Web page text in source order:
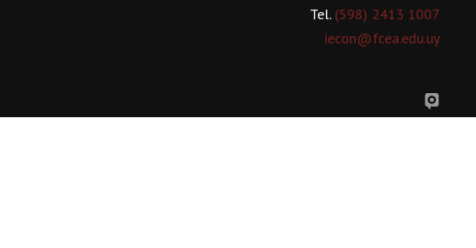
Tel. (598) 2413 1007
iecon@fcea.edu.uy